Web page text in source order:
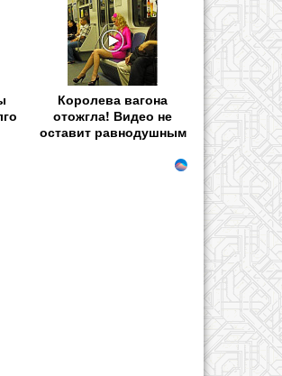
Королева вагона
отожгла! Видео не
оставит равнодушным